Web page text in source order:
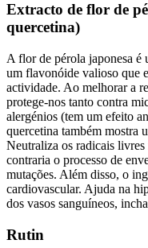
Extracto de flor de
quercetina)
A flor de pérola japonesa é
um flavonóide valioso que
actividade. Ao melhorar a
protege-nos tanto contra
alergénios (tem um efeito
quercetina também mostra
Neutraliza os radicais
contraria o processo de
mutações. Além disso, o
cardiovascular. Ajuda na
dos vasos sanguíneos,
Rutin